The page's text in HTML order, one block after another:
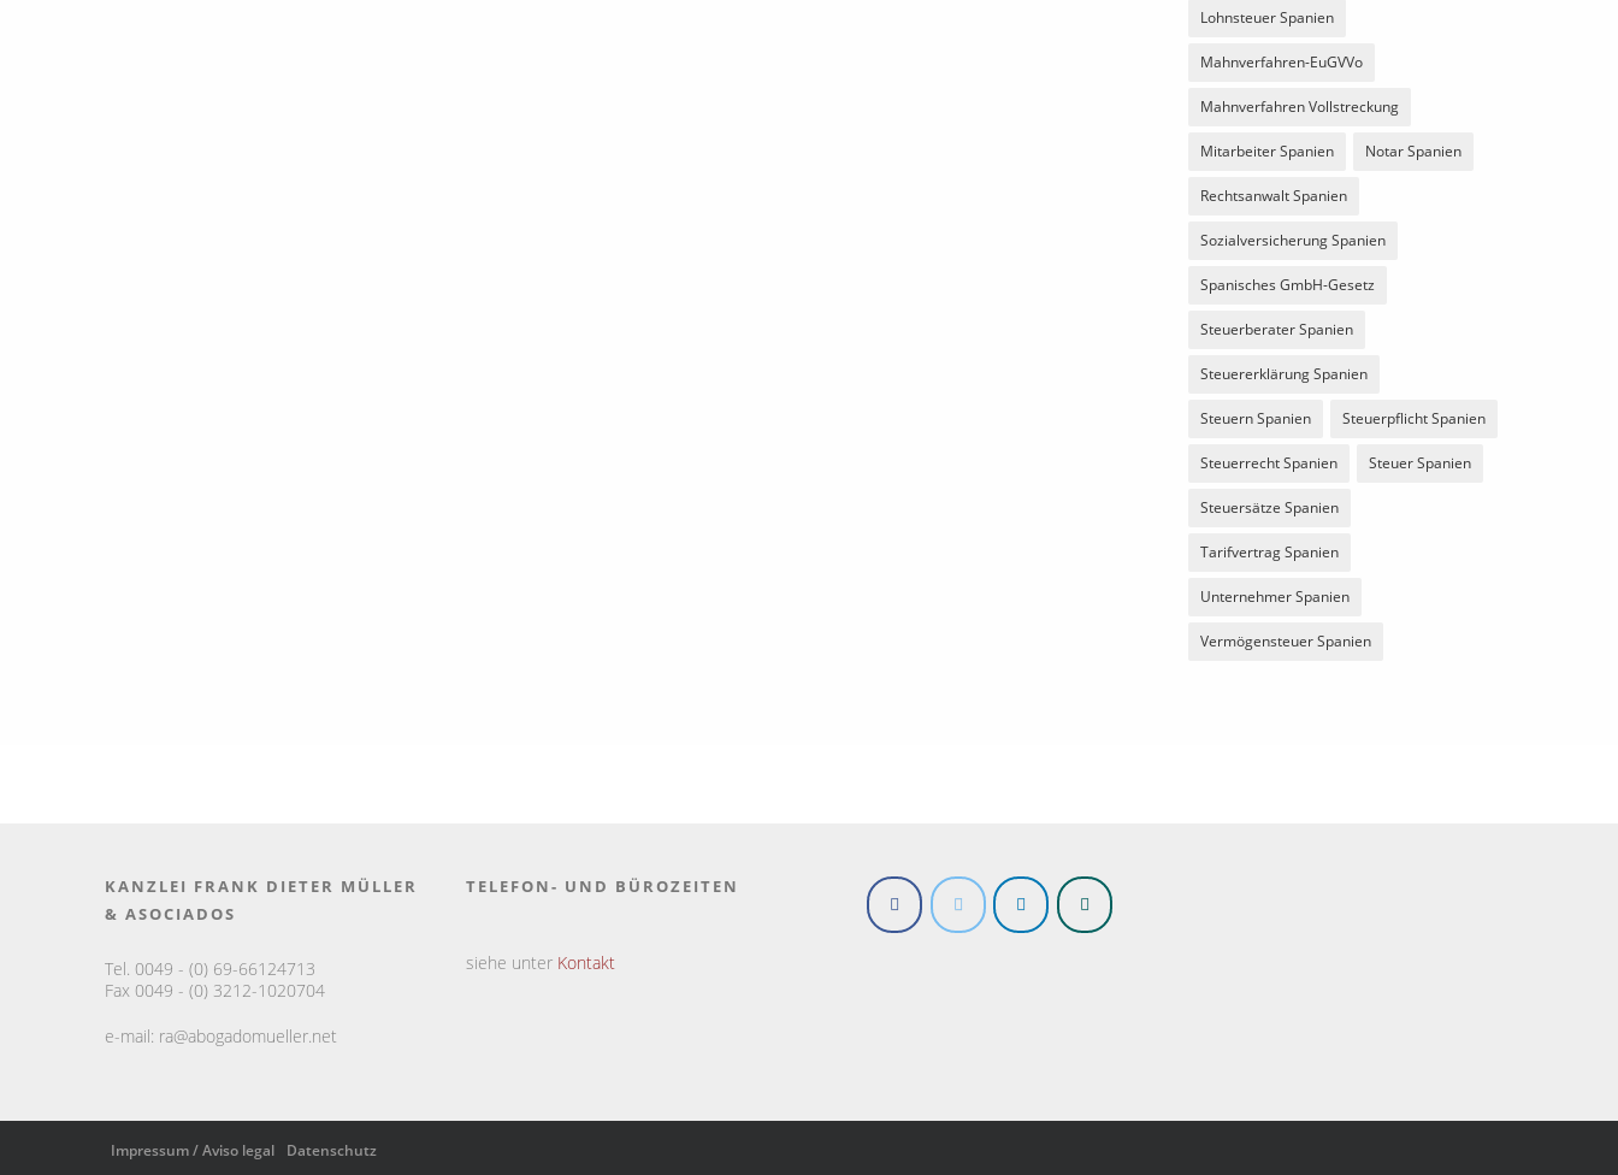
Lohnsteuer Spanien
Mahnverfahren-EuGVVo
Mahnverfahren Vollstreckung
Mitarbeiter Spanien Notar Spanien
Rechtsanwalt Spanien
Sozialversicherung Spanien
Spanisches GmbH-Gesetz
Steuerberater Spanien
Steuererklärung Spanien
Steuern Spanien Steuerpflicht Spanien
Steuerrecht Spanien Steuer Spanien
Steuersätze Spanien
Tarifvertrag Spanien
Unternehmer Spanien
Vermögensteuer Spanien
KANZLEI FRANK DIETER MÜLLER
& ASOCIADOS
Tel. 0049 - (0) 69-66124713
Fax 0049 - (0) 3212-1020704
e-mail: ra@abogadomueller.net
TELEFON- UND BÜROZEITEN
siehe unter Kontakt
Impressum / Aviso legal Datenschutz